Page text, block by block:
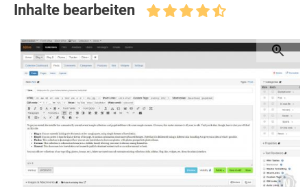
Inhalte bearbeiten